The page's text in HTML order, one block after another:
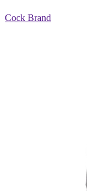
Cock Brand